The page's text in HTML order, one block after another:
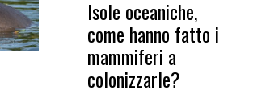
Isole oceaniche,
come hanno fatto i
mammiferi a
colonizzarle?